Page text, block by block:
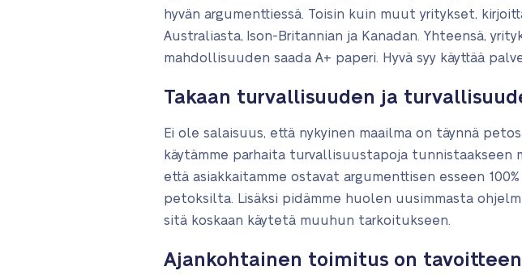
hyvän argumenttiessä. Toisin kuin muut yritykset,
Australiasta, Ison-Britannian ja Kanadan. Yhteensä,
mahdollisuuden saada A+ paperi. Hyvä syy käyttää
Takaan turvallisuuden ja
Ei ole salaisuus, että nykyinen maailma on täynnä
käytämme parhaita turvallisuustapoja tunnistaakseen
että asiakkaitamme ostavat argumenttisen esseen
petoksilta. Lisäksi pidämme huolen uusimmasta
sitä koskaan käytetä muuhun tarkoitukseen.
Ajankohtainen toimitus on